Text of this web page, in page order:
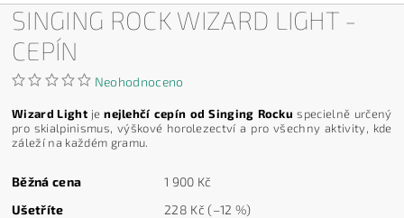
SINGING ROCK WIZARD LIGHT -
CEPÍN
Neohodnoceno
Wizard Lightjenejlehčí cepín od Singing Rocku specielně určený
pro skialpinismus, výškové horolezectví a pro všechny aktivity, kde
záleží na každém gramu.
Běžná cena
1 900 Kč
Ušetříte
228 Kč(–12 %)